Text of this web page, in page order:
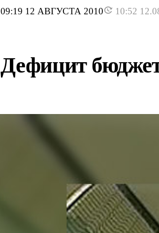
09:19 12 АВГУСТА 2010 10:52
Дефицит